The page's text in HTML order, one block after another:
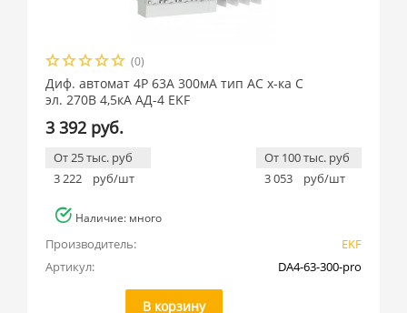
(0)
Диф. автомат 4P 63А 300мА тип АС х-ка C
эл. 270В 4,5кА АД-4 EKF
3 392 руб.
От 25 тыс. руб
3 222
руб/шт
От 100 тыс. руб
3 053
руб/шт
Наличие: много
Производитель:
EKF
Артикул:
DA4-63-300-pro
В корзину